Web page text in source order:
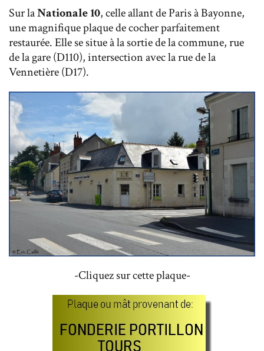
Sur laNationale 10, celle allant de Paris à Bayonne,
une magnifique plaque de cocher parfaitement
restaurée. Elle se situe à la sortie de la commune, rue
de la gare (D110), intersection avec la rue de la
Vennetière (D17).
-Cliquez sur cette plaque-